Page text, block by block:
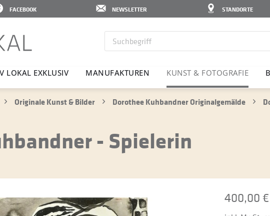
STANDORTE
NEWSLETTER
FACEBOOK
LOKAL EXKLUSIV MANU­FAK­TUREN KUNST & FOTO­GRAFIE
Originale Kunst & Bilder Dorothee Kuhbandner Originalgemälde
- Spielerin
400,00 €